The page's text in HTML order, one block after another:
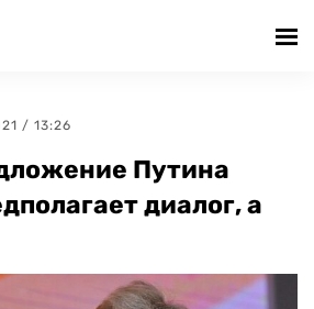
/ 13:26
Путина
диалог, а